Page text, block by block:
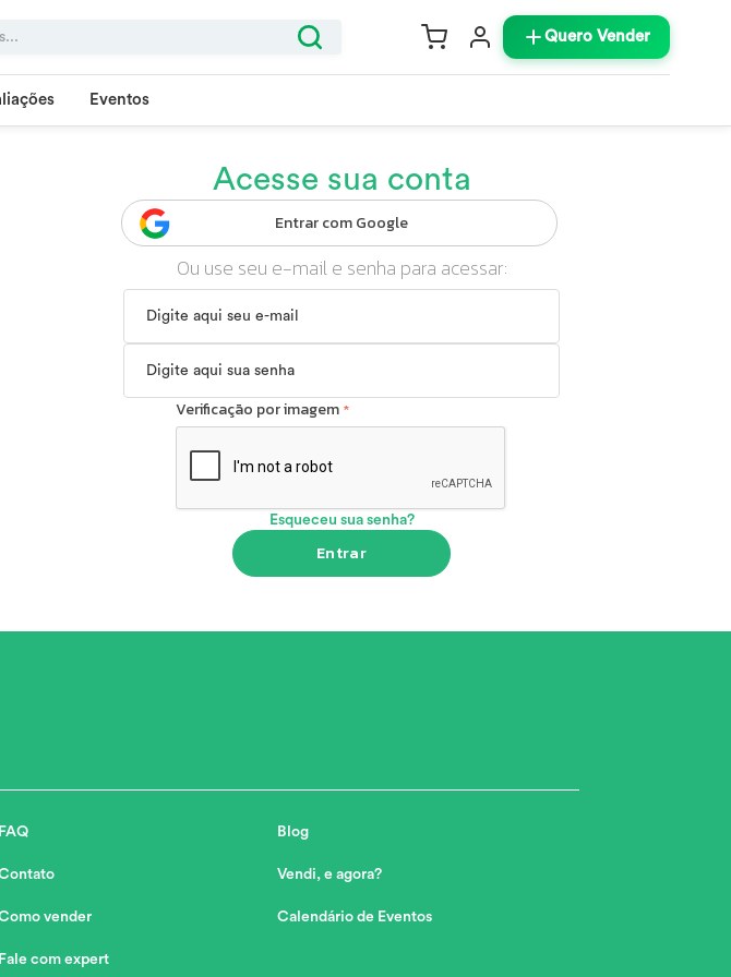
Quero Vender
Eventos
Acesse sua conta
Entrar com Google
Ou use seu e-mail e senha para acessar:
Verificação por imagem
Esqueceu sua senha?
Entrar
FAQ
vender
Fale com expert
Blog
Vendi, e agora?
Calendário de Eventos